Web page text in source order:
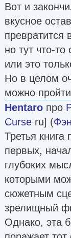
Вот и
вкусное
превратится
но тут что-
или это
Но в целом
можно
Hentaro про
Curse ru] (
Третья
первых,
глубоких
которыми
сюжетным
зрелищный
Однако, эта